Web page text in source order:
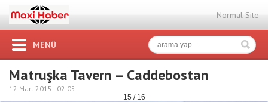
Normal Site
MENÜ
Matruşka Tavern – Caddebostan
12 Mart 2015 - 02:05
15 / 16